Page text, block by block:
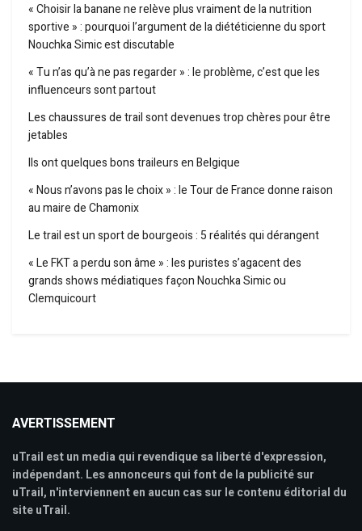
« Choisir la banane ne relève plus vraiment de la nutrition
sportive » : pourquoi l’argument de la diététicienne du sport
Nouchka Simic est discutable
« Tu n’as qu’à ne pas regarder » : le problème, c’est que les
influenceurs sont partout
Les chaussures de trail sont devenues trop chères pour être
jetables
Ils ont quelques bons traileurs en Belgique
« Nous n’avons pas le choix » : le Tour de France donne raison
au maire de Chamonix
Le trail est un sport de bourgeois : 5 réalités qui dérangent
« Le FKT a perdu son âme » : les puristes s’agacent des
grands shows médiatiques façon Nouchka Simic ou
Clemquicourt
AVERTISSEMENT
uTrail est un media qui revendique sa liberté d'expression,
indépendant. Les annonceurs qui font de la publicité sur
uTrail, n'interviennent en aucun cas sur le contenu éditorial du
site uTrail.